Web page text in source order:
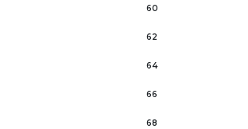
60
62
64
66
68